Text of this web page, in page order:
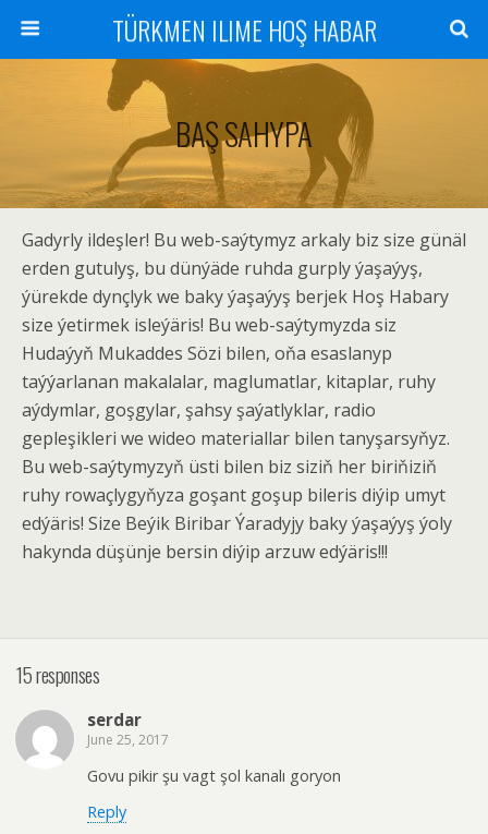
TÜRKMEN ILIME HOŞ HABAR
BAŞ SAHYPA
Gadyrly ildeşler! Bu web-saýtymyz arkaly biz size günäl
erden gutulyş, bu dünýäde ruhda gurply ýaşaýyş,
ýürekde dynçlyk we baky ýaşaýyş berjek Hoş Habary
size ýetirmek isleýäris! Bu web-saýtymyzda siz
Hudaýyň Mukaddes Sözi bilen, oňa esaslanyp
taýýarlanan makalalar, maglumatlar, kitaplar, ruhy
aýdymlar, goşgylar, şahsy şaýatlyklar, radio
gepleşikleri we wideo materiallar bilen tanyşarsyňyz.
Bu web-saýtymyzyň üsti bilen biz siziň her biriňiziň
ruhy rowaçlygyňyza goşant goşup bileris diýip umyt
edýäris! Size Beýik Biribar Ýaradyjy baky ýaşaýyş ýoly
hakynda düşünje bersin diýip arzuw edýäris!!!
15 responses
serdar
June 25, 2017
Govu pikir şu vagt şol kanalı goryon
Reply